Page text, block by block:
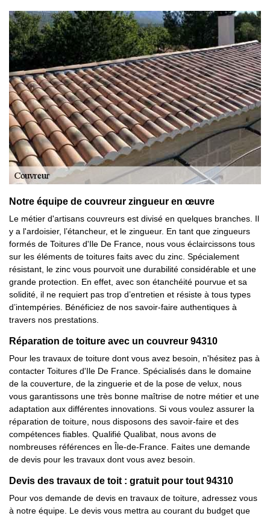
Notre équipe de couvreur zingueur en œuvre
Le métier d'artisans couvreurs est divisé en quelques branches. Il
y a l'ardoisier, l’étancheur, et le zingueur. En tant que zingueurs
formés de Toitures d'Ile De France, nous vous éclaircissons tous
sur les éléments de toitures faits avec du zinc. Spécialement
résistant, le zinc vous pourvoit une durabilité considérable et une
grande protection. En effet, avec son étanchéité pourvue et sa
solidité, il ne requiert pas trop d’entretien et résiste à tous types
d’intempéries. Bénéficiez de nos savoir-faire authentiques à
travers nos prestations.
Réparation de toiture avec un couvreur 94310
Pour les travaux de toiture dont vous avez besoin, n'hésitez pas à
contacter Toitures d'Ile De France. Spécialisés dans le domaine
de la couverture, de la zinguerie et de la pose de velux, nous
vous garantissons une très bonne maîtrise de notre métier et une
adaptation aux différentes innovations. Si vous voulez assurer la
réparation de toiture, nous disposons des savoir-faire et des
compétences fiables. Qualifié Qualibat, nous avons de
nombreuses références en Île-de-France. Faites une demande
de devis pour les travaux dont vous avez besoin.
Devis des travaux de toit : gratuit pour tout 94310
Pour vos demande de devis en travaux de toiture, adressez vous
à notre équipe. Le devis vous mettra au courant du budget que